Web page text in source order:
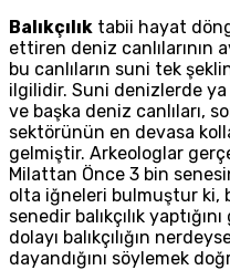
Balıkçılık tabii hayat
ettiren deniz canlılarının
bu canlıların suni tek
ilgilidir. Suni denizlerde
ve başka deniz canlıları,
sektörünün en devasa
gelmiştir. Arkeologlar
Milattan Önce 3 bin
olta iğneleri bulmuştur ki,
senedir balıkçılık
dolayı balıkçılığın
dayandığını söylemek